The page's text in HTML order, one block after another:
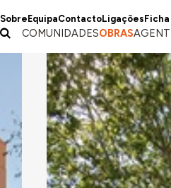
Sobre EquipaContactoLigações
COMUNIDADESOBRAS